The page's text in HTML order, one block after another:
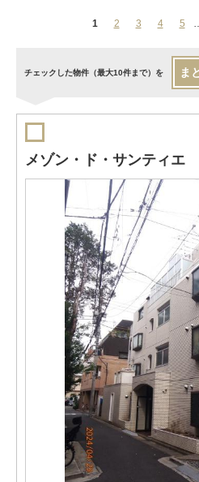
1 2 3 4 5
チェックした物件（最大10件まで）を ま
メゾン・ド・サンティエ